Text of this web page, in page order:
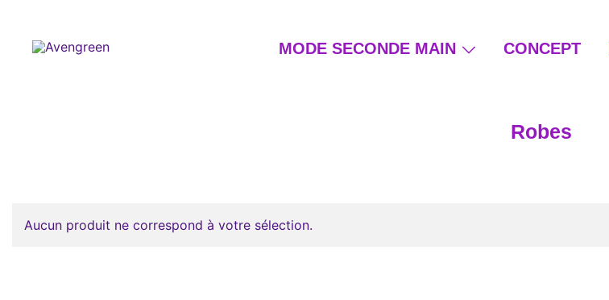
content
MODE SECONDE MAIN CONCEPT
Robes
Aucun produit ne correspond à votre sélection.